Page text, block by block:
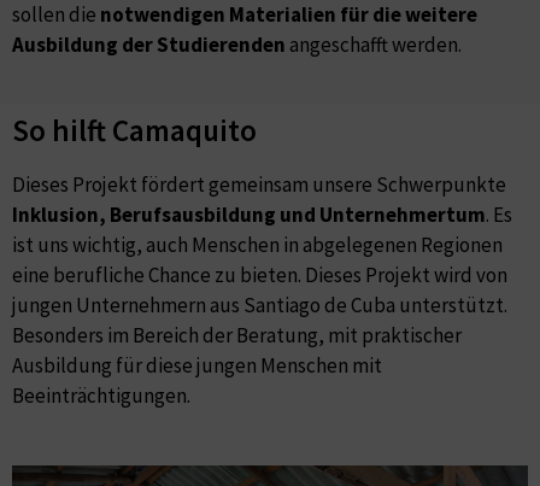
sollen die notwendigen Materialien für die weitere
Ausbildung der Studierenden angeschafft werden.
So hilft Camaquito
Dieses Projekt fördert gemeinsam unsere Schwerpunkte
Inklusion, Berufsausbildung und Unternehmertum. Es
ist uns wichtig, auch Menschen in abgelegenen Regionen
eine berufliche Chance zu bieten. Dieses Projekt wird von
jungen Unternehmern aus Santiago de Cuba unterstützt.
Besonders im Bereich der Beratung, mit praktischer
Ausbildung für diese jungen Menschen mit
Beeinträchtigungen.